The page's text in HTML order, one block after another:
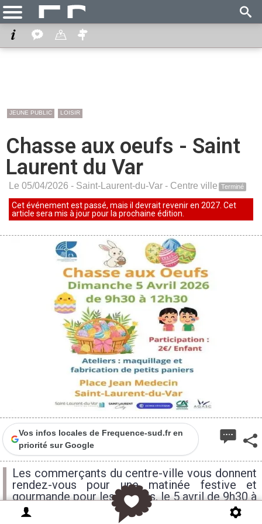
JEUNE PUBLIC LOISIR
Chasse aux oeufs - Saint
Laurent du Var
Le 05/04/2026 - Saint-Laurent-du-Var - Centre ville Terminé
Cet événement est passé, mais il devrait revenir en 2027. Cet
article sera mis à jour pour la prochaine édition.
Vos infos locales de Frequence-sud.fr en
priorité sur Google
Les commerçants du centre-ville vous donnent
rendez-vous pour une matinée festive et
gourmande pour les enfants, le 5 avril de 9h30 à
12h30, Place jean Médecin.